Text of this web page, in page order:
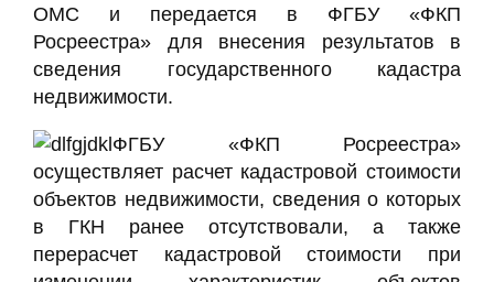
ОМС и передается в ФГБУ «ФКП
Росреестра» для внесения результатов в
сведения государственного кадастра
недвижимости.
ФГБУ «ФКП Росреестра»
осуществляет расчет кадастровой стоимости
объектов недвижимости, сведения о которых
в ГКН ранее отсутствовали, а также
перерасчет кадастровой стоимости при